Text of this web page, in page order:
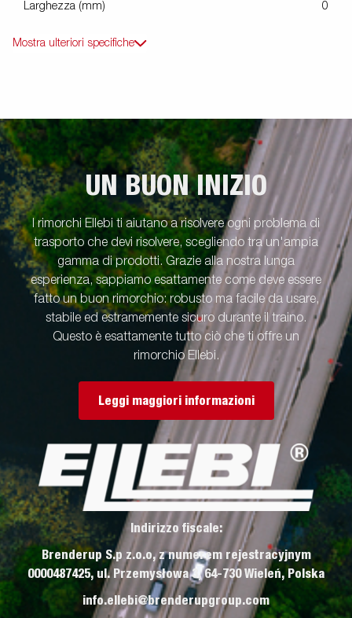
Larghezza (mm) 0
Mostra ulteriori specifiche
UN BUON INIZIO
I rimorchi Ellebi ti aiutano a risolvere ogni problema di
trasporto che devi risolvere, scegliendo tra un'ampia
gamma di prodotti. Grazie alla nostra lunga
esperienza, sappiamo esattamente come deve essere
fatto un buon rimorchio: robusto ma facile da usare,
stabile ed estramemente sicuro durante il traino.
Questo è esattamente tutto ciò che ti offre un
rimorchio Ellebi.
Leggi maggiori informazioni
Indirizzo fiscale:
Brenderup S.p z.o.o, z numerem rejestracyjnym
0000487425, ul. Przemysłowa 3, 64-730 Wieleń, Polska
info.ellebi@brenderupgroup.com